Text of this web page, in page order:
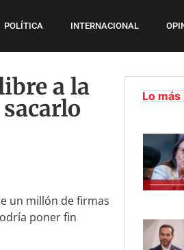
POLÍTICA INTERNACIONAL
a la
un millón de firmas
poner fin
Lo